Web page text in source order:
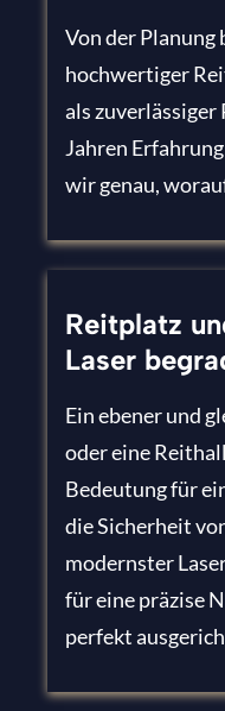
Von der Planung
hochwertiger
als
Jahren
wir genau,
Reitplatz
Laser
Ein ebener und
oder eine
Bedeutung für
die Sicherheit
modernster
für eine präzise
perfekt